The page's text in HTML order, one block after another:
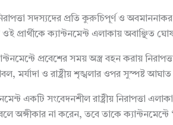
নিরাপত্তা সদস্যদের প্রতি কুরুচিপূর্ণ ও
প্রার্থীকে ক্যান্টনমেন্ট এলাকায় অবাঞ্ছিত
প্রবেশের সময় অস্ত্র বহন করায় নিরাপত্তা
ও রাষ্ট্রীয় শৃঙ্খলার ওপর সুস্পষ্ট
সংবেদনশীল রাষ্ট্রীয় নিরাপত্তা
না করেন, তবে তাকে ক্যান্টনমেন্টে